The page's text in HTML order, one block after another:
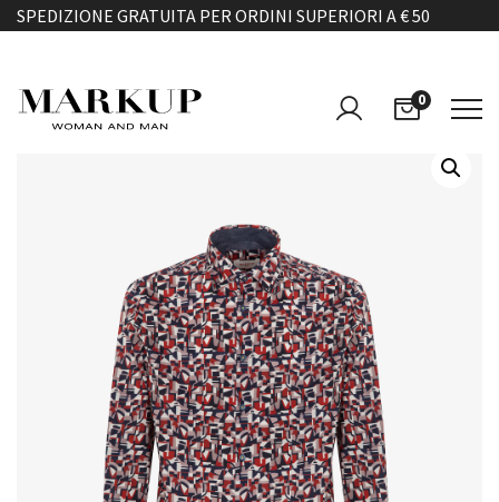
SPEDIZIONE GRATUITA PER ORDINI SUPERIORI A € 50
0